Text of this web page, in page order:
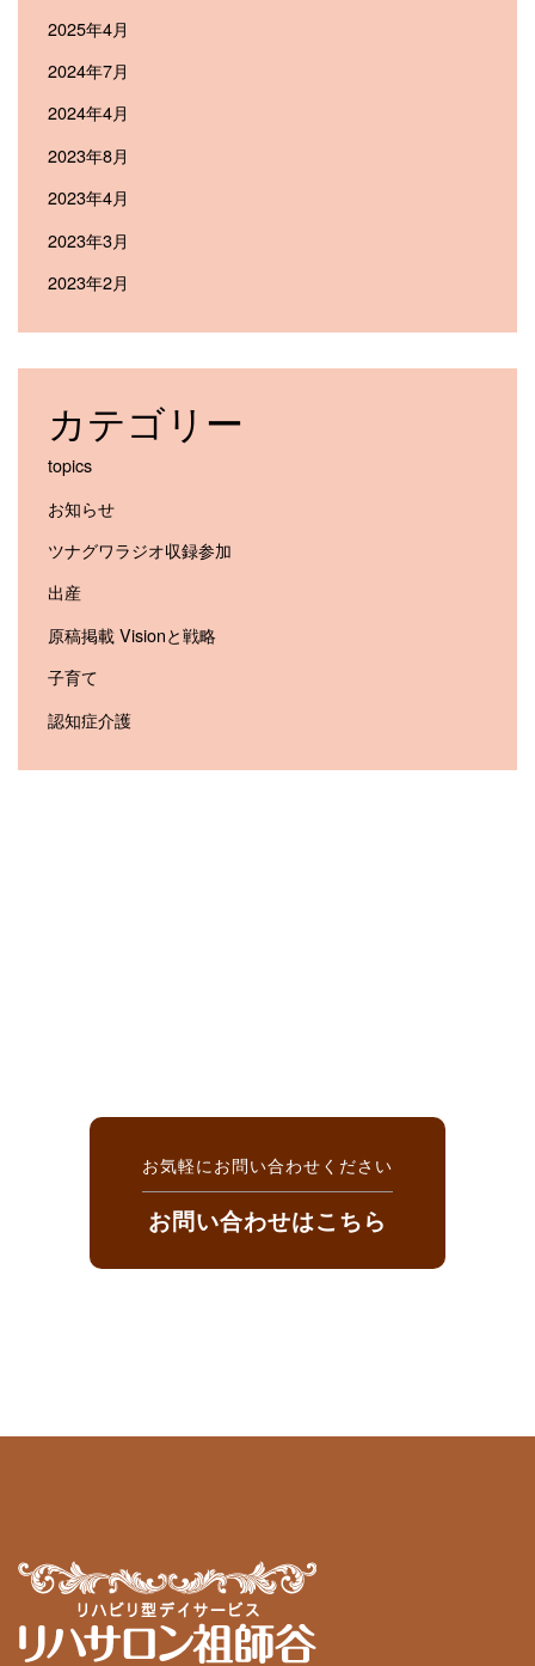
2025年4月
2024年7月
2024年4月
2023年8月
2023年4月
2023年3月
2023年2月
カテゴリー
topics
お知らせ
ツナグワラジオ収録参加
出産
原稿掲載 Visionと戦略
子育て
認知症介護
お気軽にお問い合わせください
お問い合わせはこちら